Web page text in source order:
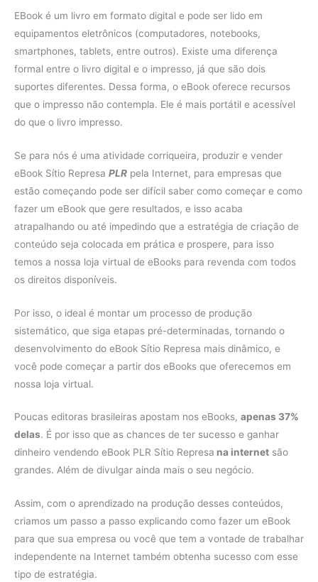
EBook é um livro em formato digital e pode ser lido em
equipamentos eletrônicos (computadores, notebooks,
smartphones, tablets, entre outros). Existe uma diferença
formal entre o livro digital e o impresso, já que são dois
suportes diferentes. Dessa forma, o eBook oferece recursos
que o impresso não contempla. Ele é mais portátil e acessível
do que o livro impresso.
Se para nós é uma atividade corriqueira, produzir e vender
eBook Sítio Represa PLR pela Internet, para empresas que
estão começando pode ser difícil saber como começar e como
fazer um eBook que gere resultados, e isso acaba
atrapalhando ou até impedindo que a estratégia de criação de
conteúdo seja colocada em prática e prospere, para isso
temos a nossa loja virtual de eBooks para revenda com todos
os direitos disponíveis.
Por isso, o ideal é montar um processo de produção
sistemático, que siga etapas pré-determinadas, tornando o
desenvolvimento do eBook Sítio Represa mais dinâmico, e
você pode começar a partir dos eBooks que oferecemos em
nossa loja virtual.
Poucas editoras brasileiras apostam nos eBooks, apenas 37%
delas. É por isso que as chances de ter sucesso e ganhar
dinheiro vendendo eBook PLR Sítio Represa na internet são
grandes. Além de divulgar ainda mais o seu negócio.
Assim, com o aprendizado na produção desses conteúdos,
criamos um passo a passo explicando como fazer um eBook
para que sua empresa ou você que tem a vontade de trabalhar
independente na Internet também obtenha sucesso com esse
tipo de estratégia.